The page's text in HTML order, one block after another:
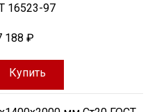
16523-97
188 ₽
Купить